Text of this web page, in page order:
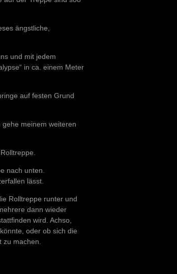
ängstliche,
und mit jedem
in ca. einem Meter
auf festen Grund
meinem weiteren
nach unten.
lässt.
Rolltreppe runter und
dann wieder
wird. Achso,
oder ob sich die
zu machen.